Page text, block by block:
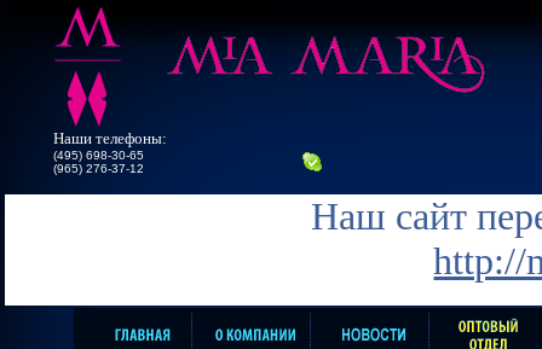
Наши телефоны:
(495) 698-30-65
(965) 276-37-12
Наш сайт
http://